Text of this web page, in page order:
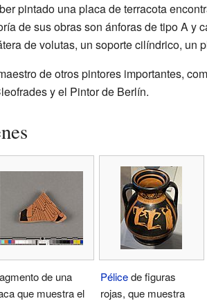
pintado una placa de terracota
de sus obras son ánforas de tipo A y
de volutas, un soporte cilíndrico, un
de otros pintores importantes,
y el Pintor de Berlín.
de una
que muestra el
Pélicede figuras
rojas, que muestra